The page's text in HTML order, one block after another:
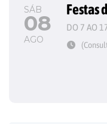
SÁB
08
AGO
Festas
DO 7 AO